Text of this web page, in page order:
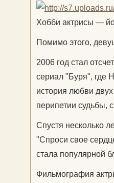
Хобби актрисы —
Помимо этого,
2006 год стал
сериал "Буря", где
история любви
перипетии судьбы,
Спустя несколько
"Спроси свое
стала популярной
Фильмография